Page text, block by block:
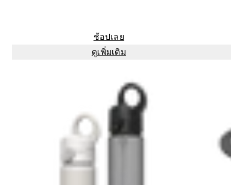
ช้อปเลย
ดูเพิ่มเติม